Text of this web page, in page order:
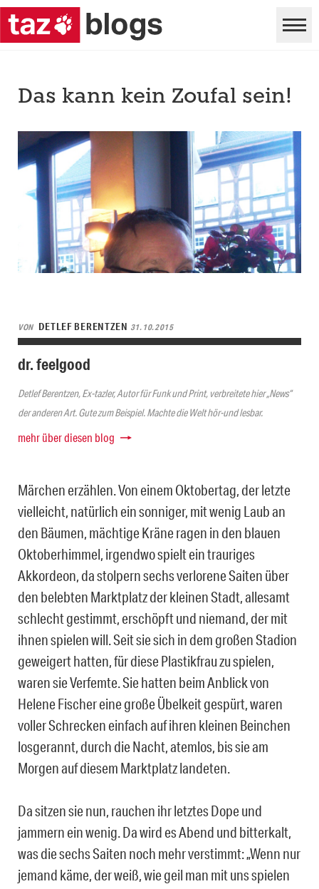
Das kann kein Zoufal sein!
VON DETLEF BERENTZEN 31.10.2015
dr. feelgood
Detlef Berentzen, Ex-tazler, Autor für Funk und Print, verbreitete hier „News“
der anderen Art. Gute zum Beispiel. Machte die Welt hör-und lesbar.
mehr über diesen blog
Märchen erzählen. Von einem Oktobertag, der letzte
vielleicht, natürlich ein sonniger, mit wenig Laub an
den Bäumen, mächtige Kräne ragen in den blauen
Oktoberhimmel, irgendwo spielt ein trauriges
Akkordeon, da stolpern sechs verlorene Saiten über
den belebten Marktplatz der kleinen Stadt, allesamt
schlecht gestimmt, erschöpft und niemand, der mit
ihnen spielen will. Seit sie sich in dem großen Stadion
geweigert hatten, für diese Plastikfrau zu spielen,
waren sie Verfemte. Sie hatten beim Anblick von
Helene Fischer eine große Übelkeit gespürt, waren
voller Schrecken einfach auf ihren kleinen Beinchen
losgerannt, durch die Nacht, atemlos, bis sie am
Morgen auf diesem Marktplatz landeten.
Da sitzen sie nun, rauchen ihr letztes Dope und
jammern ein wenig. Da wird es Abend und bitterkalt,
was die sechs Saiten noch mehr verstimmt: „Wenn nur
jemand käme, der weiß, wie geil man mit uns spielen